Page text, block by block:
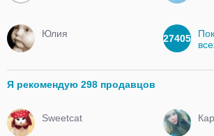
Юлия 27405
Я рекомендую 298 продавцов
Sweetcat